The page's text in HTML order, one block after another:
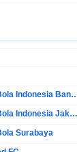
Persatuan Sepak Bola
Persatuan Sepak Bola Indonesia Jakarta
Surabaya